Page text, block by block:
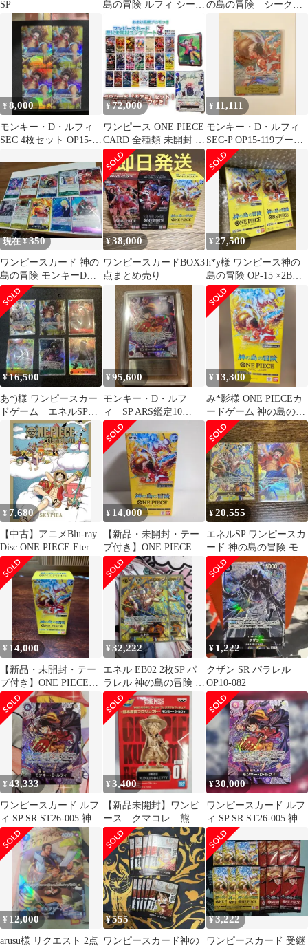
SP
島の冒険 ルフィ シーク
レット OP15-119
の島の冒険 シークレ
ルフィ
¥8,000
モンキー・D・ルフィ
SEC 4枚セット OP15-
¥72,000
ワンピース ONE PIECE
CARD 全種類 未開封 パ
ック ギア2 SP
¥ 11,111
モンキー・D・ルフィ
SEC-P OP15-119ブース
ターパック神の島の冒
険
現在 ¥350
ワンピースカード 神の
島の冒険 モンキーDル
フィ Lその他Rカード
¥38,000
ワンピースカードBOX3
点まとめ売り
¥27,500
h*y様 ワンピース神の
島の冒険 OP-15 ×2BOX
セット完全新品未開
封・テ
¥16,500
あ*)様 ワンピースカー
ドゲーム エネルSP
EB02-052 パラレル 神
の島
¥95,600
モンキー・D・ルフ
ィ SP ARS鑑定10
PSA10並 神の島の冒
険
¥ 13,300
み*影様 ONE PIECEカ
ードゲーム 神の島の冒
険 OP-15 ブースターB
¥ 7,680
【中古】アニメBlu-ray
Disc ONE PIECE Eternal
Log ”SKYPIEA”
¥ 14,000
【新品・未開封・テー
プ付き】ONE PIECEカ
ード 神の島の冒険 OP-
15
¥20,555
エネルSP ワンピースカ
ード 神の島の冒険 モン
キー・D・ルフィ シク
セット
¥ 14,000
【新品・未開封・テー
プ付き】ONE PIECEカ
ード 神の島の冒険 OP-
15
¥32,222
エネル EB02 2枚SP パ
ラレル 神の島の冒険 空
島
¥ 1,222
クザン SR パラレル
OP10-082
¥43,333
ワンピースカード ルフ
ィ SP SR ST26-005 神の
島の冒険
¥3,400
【新品未開封】ワンピ
ース クマコレ 熊
本 フィギュア 銅
像 ルフィ KCF
¥30,000
ワンピースカード ルフ
ィ SP SR ST26-005 神の
島の冒険
¥ 12,000
arusu様 リクエスト 2点
¥555
ワンピースカード神の
¥3,222
ワンピースカード 受継